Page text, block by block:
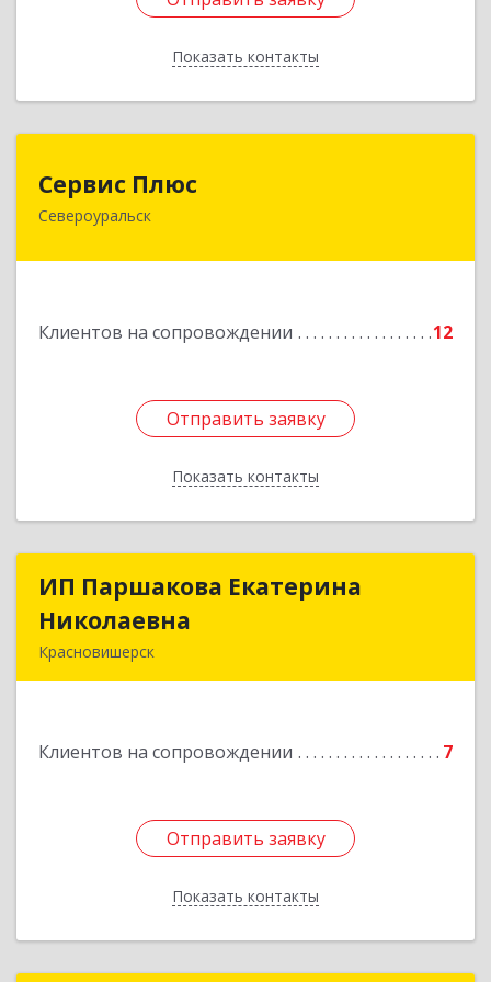
Показать контакты
Назад
Сервис Плюс
Североуральск
Клиентов на сопровождении 12
Отправить заявку
Показать контакты
624480, Свердловская обл, Североуральск г,
Отправить заявку
Назад
ИП Паршакова Екатерина
Николаевна
Красновишерск
Клиентов на сопровождении 7
Отправить заявку
Показать контакты
ИП Паршакова Екатерина
Подробнее
Отправить заявку
Назад